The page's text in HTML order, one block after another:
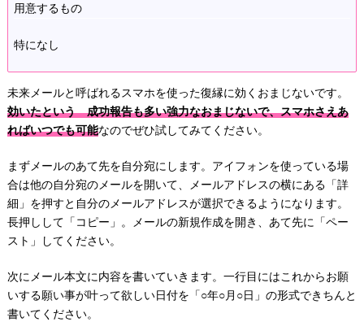
用意するもの
特になし
未来メールと呼ばれるスマホを使った復縁に効くおまじないです。
効いたという 成功報告も多い強力なおまじないで、スマホさえあ
ればいつでも可能なのでぜひ試してみてください。
まずメールのあて先を自分宛にします。アイフォンを使っている場
合は他の自分宛のメールを開いて、メールアドレスの横にある「詳
細」を押すと自分のメールアドレスが選択できるようになります。
長押しして「コピー」。メールの新規作成を開き、あて先に「ペー
スト」してください。
次にメール本文に内容を書いていきます。一行目にはこれからお願
いする願い事が叶って欲しい日付を「○年○月○日」の形式できちんと
書いてください。